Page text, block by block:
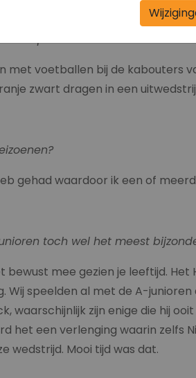
c.q. HH’97 Jan?
met voetballen bij de kabouters
zwart dragen in een
gehad waardoor ik een of
toch wel het meest
bewust mee gezien je leeftijd.
speelden al met de A-junioren
waarschijnlijk zijn enige die hij
het een verlenging waarin zelfs
wedstrijd. Mooi tijd was dat.